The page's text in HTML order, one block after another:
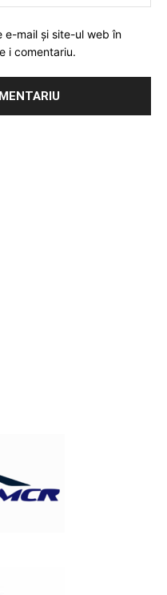
e-mail și site-ul web în
i comentariu.